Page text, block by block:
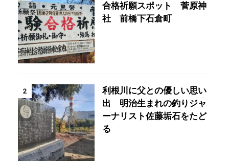
合格祈願スポット 菅原神
社 前橋下石倉町
2
利根川に父との優しい思い
出 明治生まれの釣りジャ
ーナリスト佐藤垢石をたど
る